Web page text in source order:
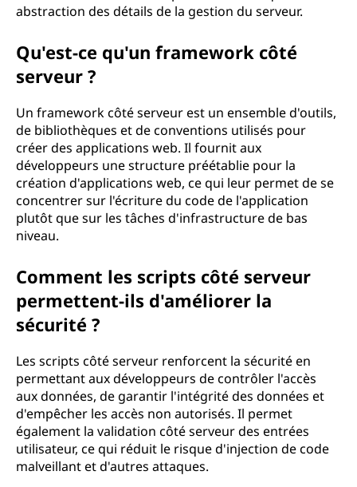
abstraction des détails de la gestion du serveur.
Qu'est-ce qu'un framework côté
serveur ?
Un framework côté serveur est un ensemble d'outils,
de bibliothèques et de conventions utilisés pour
créer des applications web. Il fournit aux
développeurs une structure préétablie pour la
création d'applications web, ce qui leur permet de se
concentrer sur l'écriture du code de l'application
plutôt que sur les tâches d'infrastructure de bas
niveau.
Comment les scripts côté serveur
permettent-ils d'améliorer la
sécurité ?
Les scripts côté serveur renforcent la sécurité en
permettant aux développeurs de contrôler l'accès
aux données, de garantir l'intégrité des données et
d'empêcher les accès non autorisés. Il permet
également la validation côté serveur des entrées
utilisateur, ce qui réduit le risque d'injection de code
malveillant et d'autres attaques.